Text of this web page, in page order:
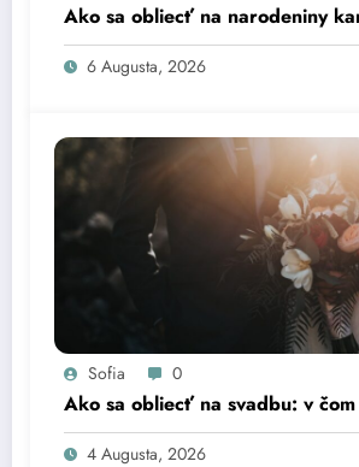
Ako sa obliecť na narodeniny
6 Augusta, 2026
Sofia 0
Ako sa obliecť na svadbu: v
4 Augusta, 2026